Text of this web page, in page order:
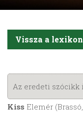
Vissza a
Az eredeti
Kiss Elemér